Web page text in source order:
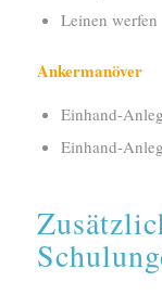
Leinen werfen
Ankermanöver
Einhand-
Einhand-